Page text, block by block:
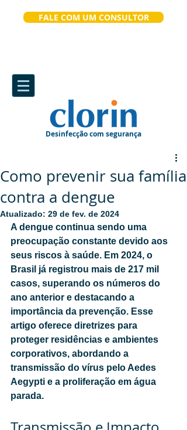
FALE COM UM CONSULTOR
Desinfecção com segurança
Como prevenir sua família
contra a dengue
Atualizado: 29 de fev. de 2024
A dengue continua sendo uma
preocupação constante devido aos
seus riscos à saúde. Em 2024, o
Brasil já registrou mais de 217 mil
casos, superando os números do
ano anterior e destacando a
importância da prevenção. Esse
artigo oferece diretrizes para
proteger residências e ambientes
corporativos, abordando a
transmissão do vírus pelo Aedes
Aegypti e a proliferação em água
parada.